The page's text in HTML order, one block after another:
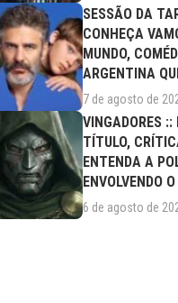
SESSÃO DA
CONHEÇA
MUNDO,
ARGENTINA
NESTA SEXTA
7 de agosto de
VINGADORES
TÍTULO,
ENTENDA A
ENVOLVENDO
MARVEL
6 de agosto de